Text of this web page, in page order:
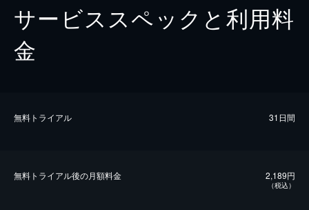
サービススペックと利用料
金
無料トライアル 31日間
無料トライアル後の⽉額料金 2,189円
（税込）